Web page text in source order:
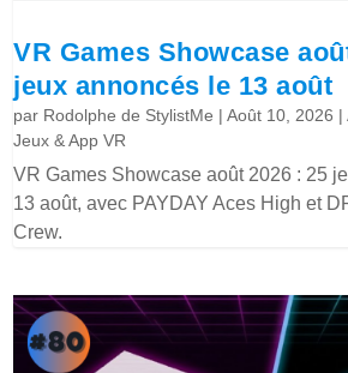
VR Games Showcase
jeux annoncés le 13 août
par Rodolphe de StylistMe |Août 10, 2026 |
Jeux & App VR
VR Games Showcase août 2026 : 25
13 août, avec PAYDAY Aces High et
Crew.